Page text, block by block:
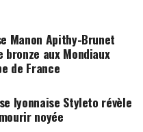
Manon Apithy-Brunet
bronze aux Mondiaux
de France
lyonnaise Styleto révèle
noyée